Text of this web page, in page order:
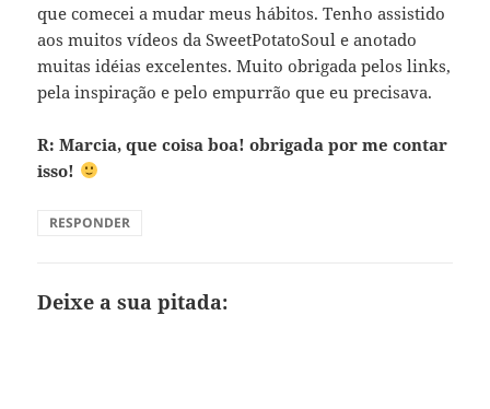
que comecei a mudar meus hábitos. Tenho assistido
aos muitos vídeos da SweetPotatoSoul e anotado
muitas idéias excelentes. Muito obrigada pelos links,
pela inspiração e pelo empurrão que eu precisava.
R: Marcia, que coisa boa! obrigada por me contar
isso!
RESPONDER
Deixe a sua pitada: